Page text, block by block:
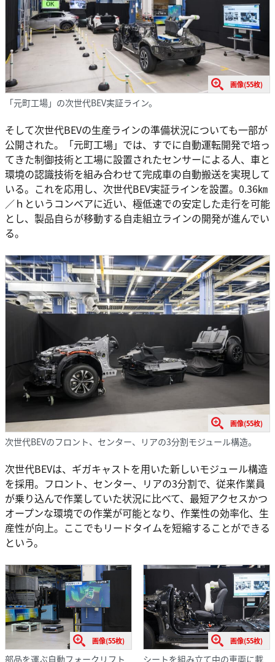
画像(55枚)
「元町工場」の次世代BEV実証ライン。
そして次世代BEVの生産ラインの準備状況についても一部が
公開された。「元町工場」では、すでに自動運転開発で培っ
てきた制御技術と工場に設置されたセンサーによる人、車と
環境の認識技術を組み合わせて完成車の自動搬送を実現して
いる。これを応用し、次世代BEV実証ラインを設置。0.36㎞
／ｈというコンベアに近い、極低速での安定した走行を可能
とし、製品自らが移動する自走組立ラインの開発が進んでい
る。
画像(55枚)
次世代BEVのフロント、センター、リアの3分割モジュール構造。
次世代BEVは、ギガキャストを用いた新しいモジュール構造
を採用。フロント、センター、リアの3分割で、従来作業員
が乗り込んで作業していた状況に比べて、最短アクセスかつ
オープンな環境での作業が可能となり、作業性の効率化、生
産性が向上。ここでもリードタイムを短縮することができる
という。
画像(55枚)
部品を運ぶ自動フォークリフト
画像(55枚)
シートを組み立て中の車両に載